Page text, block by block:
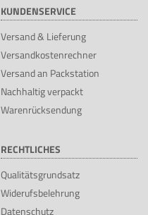
KUNDENSERVICE
Versand & Lieferung
Versandkostenrechner
Versand an Packstation
Nachhaltig verpackt
Warenrücksendung
RECHTLICHES
Qualitätsgrundsatz
Widerufsbelehrung
Datenschutz